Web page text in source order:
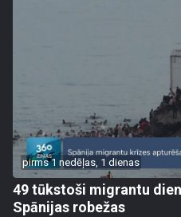
pirms 1 nedēļas, 1 dienas
49 tūkstoši migrantu
Spānijas robežas